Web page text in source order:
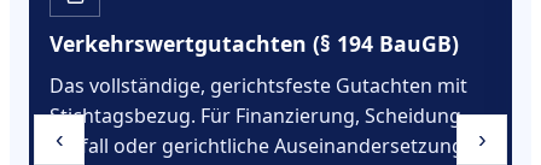
Verkehrswertgutachten (§ 194 BauGB)
Das vollständige, gerichtsfeste Gutachten mit
Stichtagsbezug. Für Finanzierung, Scheidung,
Erbfall oder gerichtliche Auseinandersetzungen.
‹ ›